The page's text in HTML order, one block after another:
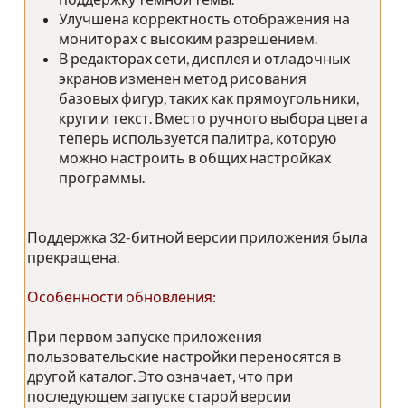
Улучшена корректность отображения на
мониторах с высоким разрешением.
В редакторах сети, дисплея и отладочных
экранов изменен метод рисования
базовых фигур, таких как прямоугольники,
круги и текст. Вместо ручного выбора цвета
теперь используется палитра, которую
можно настроить в общих настройках
программы.
Поддержка 32-битной версии приложения была
прекращена.
Особенности обновления:
При первом запуске приложения
пользовательские настройки переносятся в
другой каталог. Это означает, что при
последующем запуске старой версии